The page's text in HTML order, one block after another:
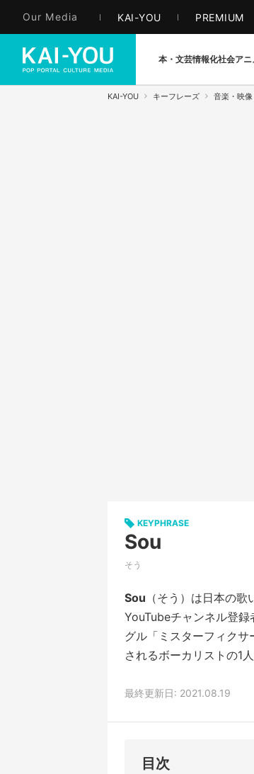
Our Media KAI-YOU PREMIUM
本・文芸情報化社会ア
KAI-YOU キーフレーズ 音楽・映像
KEYPHRASE
Sou
そう
Sou （そう）は日本の
YouTubeチャンネル登
グル「ミスターフィク
されるボーカリストの1人
最終更新日: 2021.08.19
目次